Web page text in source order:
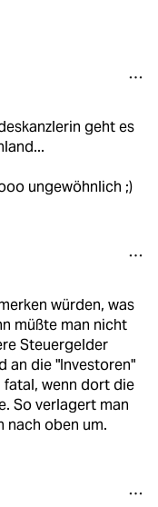
geht es
ungewöhnlich ;)
würden, was
müßte man nicht
Steuergelder
an die "Investoren"
fatal, wenn dort die
So verlagert man
nach oben um.